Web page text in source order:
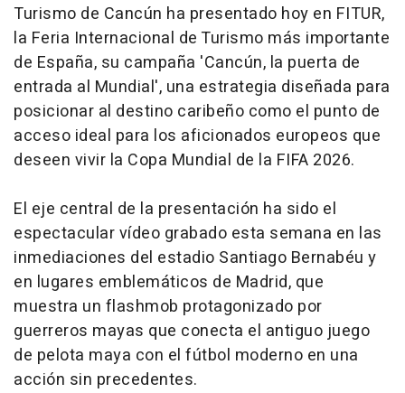
Turismo de Cancún ha presentado hoy en FITUR,
la Feria Internacional de Turismo más importante
de España, su campaña 'Cancún, la puerta de
entrada al Mundial', una estrategia diseñada para
posicionar al destino caribeño como el punto de
acceso ideal para los aficionados europeos que
deseen vivir la Copa Mundial de la FIFA 2026.
El eje central de la presentación ha sido el
espectacular vídeo grabado esta semana en las
inmediaciones del estadio Santiago Bernabéu y
en lugares emblemáticos de Madrid, que
muestra un flashmob protagonizado por
guerreros mayas que conecta el antiguo juego
de pelota maya con el fútbol moderno en una
acción sin precedentes.